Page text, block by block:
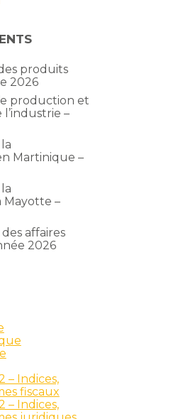
produits
2026
production et
–
Martinique –
Mayotte –
affaires
2026
– Indices,
fiscaux
– Indices,